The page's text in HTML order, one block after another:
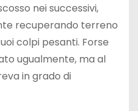
nei successivi,
recuperando terreno
colpi pesanti. Forse
ugualmente, ma al
in grado di